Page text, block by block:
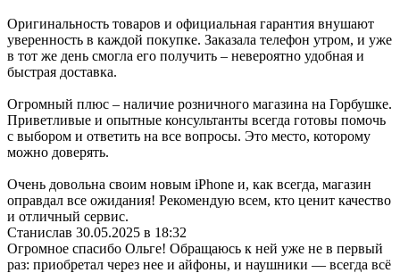
Оригинальность товаров и официальная гарантия внушают
уверенность в каждой покупке. Заказала телефон утром, и уже
в тот же день смогла его получить – невероятно удобная и
быстрая доставка.
Огромный плюс – наличие розничного магазина на Горбушке.
Приветливые и опытные консультанты всегда готовы помочь
с выбором и ответить на все вопросы. Это место, которому
можно доверять.
Очень довольна своим новым iPhone и, как всегда, магазин
оправдал все ожидания! Рекомендую всем, кто ценит качество
и отличный сервис.
Станислав 30.05.2025 в 18:32
Огромное спасибо Ольге! Обращаюсь к ней уже не в первый
раз: приобретал через нее и айфоны, и наушники — всегда всё